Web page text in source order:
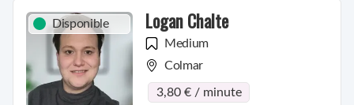
Disponible Logan Chalte
Medium
Colmar
3,80 € / minute